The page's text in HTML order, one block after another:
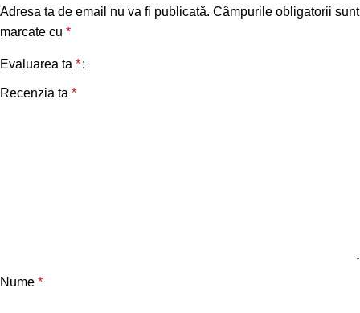
Adresa ta de email nu va fi publicată. Câmpurile obligatorii sunt
marcate cu *
Evaluarea ta *
Recenzia ta *
Nume *